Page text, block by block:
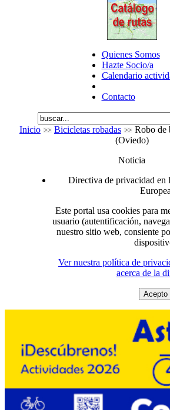
Quienes Somos
Hazte Socio/a
Calendario
Contacto
Inicio Bicicletas robadas
Robo de
(Oviedo)
Noticia
Directiva de privacidad en
Europea
Este portal usa cookies para
usuario (autentificación,
nuestro sitio web, consiente
Ver nuestra política de
acerca de la
Acepto